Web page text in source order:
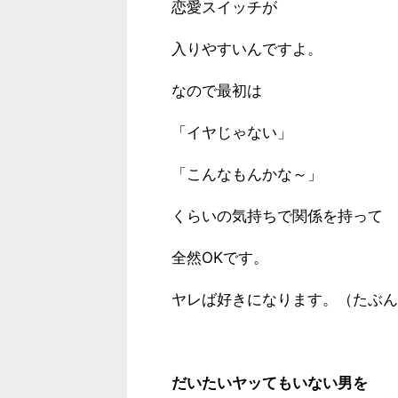
恋愛スイッチが
入りやすいんですよ。
なので最初は
「イヤじゃない」
「こんなもんかな～」
くらいの気持ちで関係を持って
全然OKです。
ヤレば好きになります。（たぶ
だいたいヤッてもいない男を